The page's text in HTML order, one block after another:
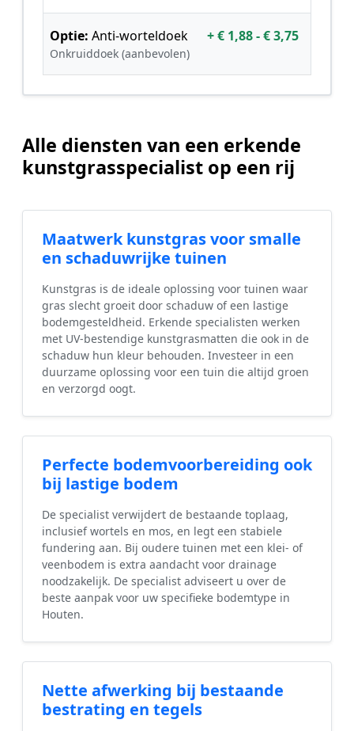
Optie: Anti-worteldoek
Onkruiddoek (aanbevolen)
+ € 1,88 - € 3,75
Alle diensten van een erkende
kunstgrasspecialist op een rij
Maatwerk kunstgras voor smalle
en schaduwrijke tuinen
Kunstgras is de ideale oplossing voor tuinen waar
gras slecht groeit door schaduw of een lastige
bodemgesteldheid. Erkende specialisten werken
met UV-bestendige kunstgrasmatten die ook in de
schaduw hun kleur behouden. Investeer in een
duurzame oplossing voor een tuin die altijd groen
en verzorgd oogt.
Perfecte bodemvoorbereiding ook
bij lastige bodem
De specialist verwijdert de bestaande toplaag,
inclusief wortels en mos, en legt een stabiele
fundering aan. Bij oudere tuinen met een klei- of
veenbodem is extra aandacht voor drainage
noodzakelijk. De specialist adviseert u over de
beste aanpak voor uw specifieke bodemtype in
Houten.
Nette afwerking bij bestaande
bestrating en tegels